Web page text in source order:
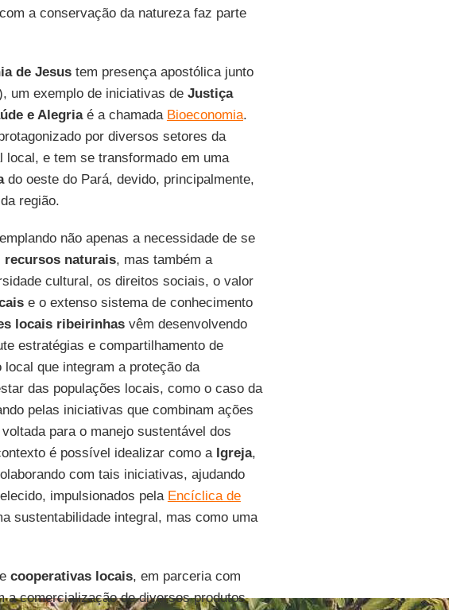
a conservação da natureza faz parte
de Jesustem presença apostólica junto
um exemplo de iniciativas de Justiça
e Alegriaé a chamada Bioeconomia.
por diversos setores da
local, e tem se transformado em uma
do oeste do Pará, devido, principalmente,
região.
não apenas a necessidade de se
recursos naturais, mas também a
cultural, os direitos sociais, o valor
e o extenso sistema de conhecimento
locais ribeirinhasvêm desenvolvendo
estratégias e compartilhamento de
que integram a proteção da
das populações locais, como o caso da
pelas iniciativas que combinam ações
para o manejo sustentável dos
é possível idealizar como aIgreja,
com tais iniciativas, ajudando
impulsionados pela Encíclica de
sustentabilidade integral, mas como uma
cooperativas locais, em parceria com
a comercialização de diversos produtos